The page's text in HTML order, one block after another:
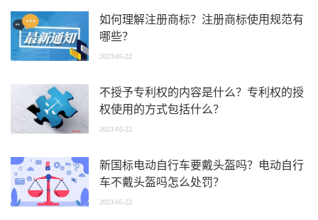
如何理解注册商标？注册商标使用规范有
哪些？
2023-05-22
不授予专利权的内容是什么？专利权的授
权使用的方式包括什么？
2023-05-22
新国标电动自行车要戴头盔吗？电动自行
车不戴头盔吗怎么处罚？
2023-05-22